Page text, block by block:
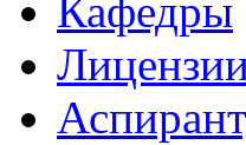
Кафедры